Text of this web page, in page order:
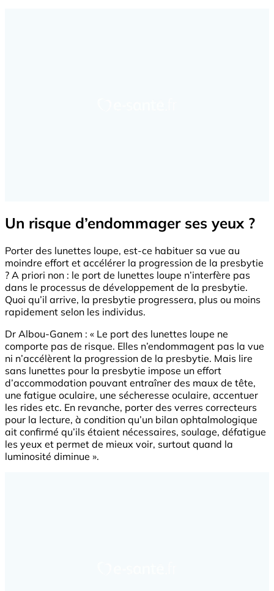
Un risque d’endommager ses yeux ?
Porter des lunettes loupe, est-ce habituer sa vue au
moindre effort et accélérer la progression de la presbytie
? A priori non : le port de lunettes loupe n’interfère pas
dans le processus de développement de la presbytie.
Quoi qu’il arrive, la presbytie progressera, plus ou moins
rapidement selon les individus.
Dr Albou-Ganem : « Le port des lunettes loupe ne
comporte pas de risque. Elles n’endommagent pas la vue
ni n’accélèrent la progression de la presbytie. Mais lire
sans lunettes pour la presbytie impose un effort
d’accommodation pouvant entraîner des maux de tête,
une fatigue oculaire, une sécheresse oculaire, accentuer
les rides etc. En revanche, porter des verres correcteurs
pour la lecture, à condition qu’un bilan ophtalmologique
ait confirmé qu’ils étaient nécessaires, soulage, défatigue
les yeux et permet de mieux voir, surtout quand la
luminosité diminue ».